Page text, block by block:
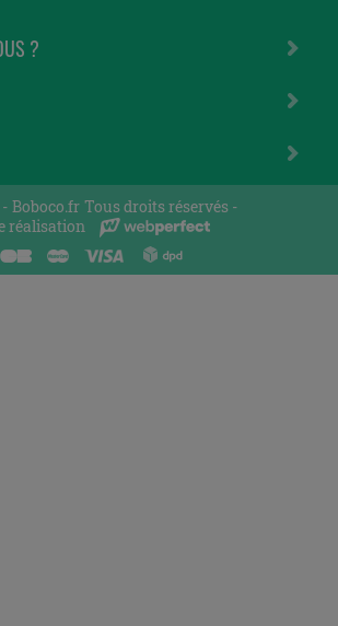
?
Boboco.fr Tous droits réservés -
réalisation